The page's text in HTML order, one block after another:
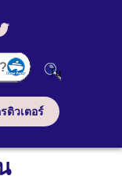
ติวเตอร์